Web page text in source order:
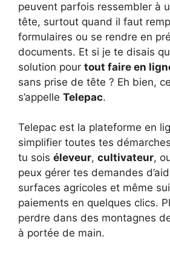
peuvent parfois ressembler à
tête, surtout quand il faut
formulaires ou se rendre en
documents. Et si je te disais
solution pour tout faire en
sans prise de tête ? Eh bien,
s’appelle Telepac.
Telepac est la plateforme en
simplifier toutes tes
tu sois éleveur, cultivateur,
peux gérer tes demandes
surfaces agricoles et même
paiements en quelques clics.
perdre dans des montagnes
à portée de main.